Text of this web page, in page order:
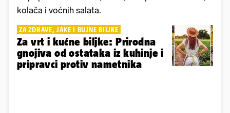
kolača i voćnih salata.
ZA ZDRAVE, JAKE I BUJNE BILJKE
Za vrt i kućne biljke: Prirodna
gnojiva od ostataka iz kuhinje i
pripravci protiv nametnika